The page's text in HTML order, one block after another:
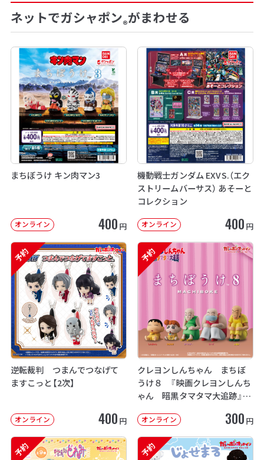
ネットでガシャポン®がまわせる
まちぼうけ キン肉マン3
オンライン 400 円
機動戦士ガンダム EXVS.（エク
ストリームバーサス） あそーと
コレクション
オンライン 400 円
予約
逆転裁判 つまんでつなげて
ますこっと【2次】
オンライン 400 円
予約
クレヨンしんちゃん まちぼ
うけ８ 『映画クレヨンしんち
ゃん 暗黒タマタマ大追跡』【2
オンライン 300 円
予約 予約